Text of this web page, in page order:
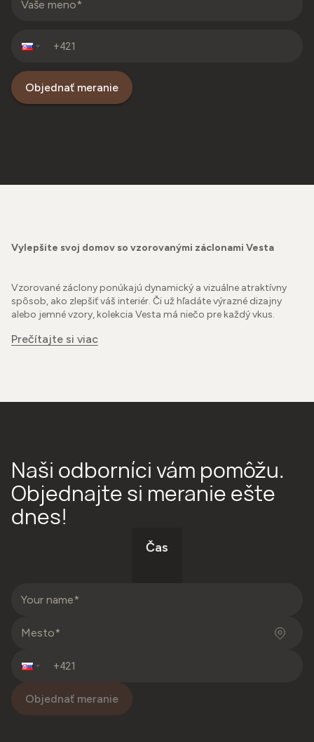
Objednať meranie
Vylepšite svoj domov so vzorovanými záclonami Vesta
Vzorované záclony ponúkajú dynamický a vizuálne atraktívny
spôsob, ako zlepšiť váš interiér. Či už hľadáte výrazné dizajny
alebo jemné vzory, kolekcia Vesta má niečo pre každý vkus.
Prečítajte si viac
Objednať meranie
Čas
Naši odborníci vám pomôžu.
Objednajte si meranie ešte
dnes!